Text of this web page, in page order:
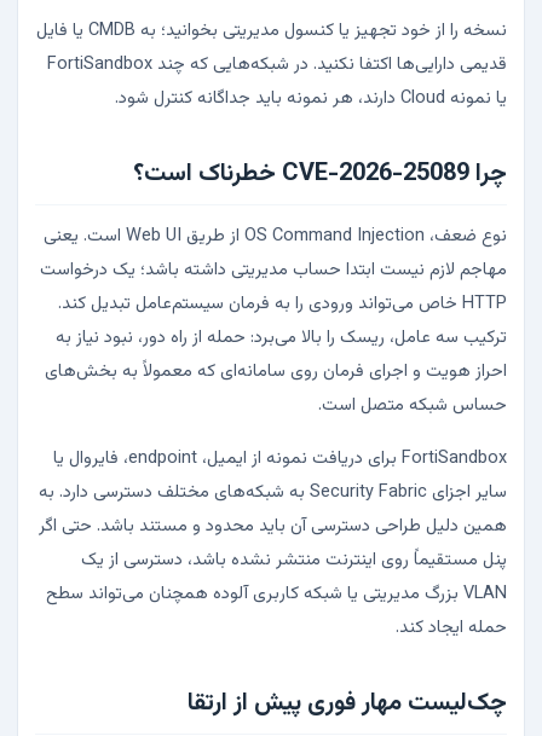
نسخه را از خود تجهیز یا کنسول مدیریتی بخوانید؛ به CMDB یا فایل
قدیمی دارایی‌ها اکتفا نکنید. در شبکه‌هایی که چند FortiSandbox
یا نمونه Cloud دارند، هر نمونه باید جداگانه کنترل شود.
چرا CVE-2026-25089 خطرناک است؟
نوع ضعف، OS Command Injection از طریق Web UI است. یعنی
مهاجم لازم نیست ابتدا حساب مدیریتی داشته باشد؛ یک درخواست
HTTP خاص می‌تواند ورودی را به فرمان سیستم‌عامل تبدیل کند.
ترکیب سه عامل، ریسک را بالا می‌برد: حمله از راه دور، نبود نیاز به
احراز هویت و اجرای فرمان روی سامانه‌ای که معمولاً به بخش‌های
حساس شبکه متصل است.
FortiSandbox برای دریافت نمونه از ایمیل، endpoint، فایروال یا
سایر اجزای Security Fabric به شبکه‌های مختلف دسترسی دارد. به
همین دلیل طراحی دسترسی آن باید محدود و مستند باشد. حتی اگر
پنل مستقیماً روی اینترنت منتشر نشده باشد، دسترسی از یک
VLAN بزرگ مدیریتی یا شبکه کاربری آلوده همچنان می‌تواند سطح
حمله ایجاد کند.
چک‌لیست مهار فوری پیش از ارتقا